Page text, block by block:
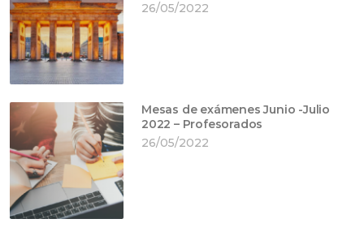
26/05/2022
Mesas de exámenes Junio -Julio
2022 – Profesorados
26/05/2022